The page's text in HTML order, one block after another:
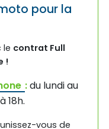
pour la
le contrat Full
!
:du lundi au
18h.
vous de